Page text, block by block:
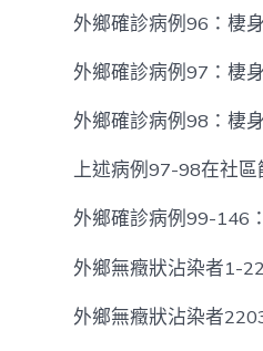
外鄉確診病例96：棲
外鄉確診病例97：棲
外鄉確診病例98：棲
上述病例97-98在社區
外鄉確診病例99-146
外鄉無癥狀沾染者1-
外鄉無癥狀沾染者